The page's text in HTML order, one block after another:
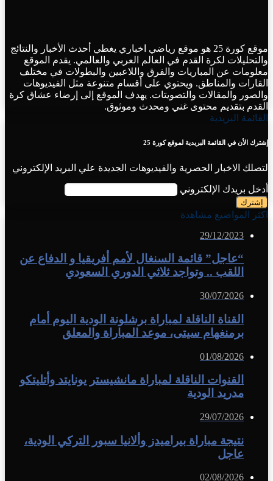
موقع كورة 25 هو موقع رياضي اخباري يغطي أحدث الأخبار والنتائج
والتحليلات لكرة القدم في العالم العربي والعالمي. يقدم الموقع
معلومات عن المباريات والفرق واللاعبين والبطولات في مختلف
القارات والمناطق. ويحتوي على أقسام متنوعة مثل الفيديوهات
والصور والمقالات والتصويتات. يهدف الموقع إلى إرضاء عشاق كرة
القدم بتقديم محتوى غني ومحدث وموثوق.
القائمة البريدية
إشترك الأن في القائمة البريدية لموقع كورة 25
لتصلك الاخبار الحصرية والفيديوهات الجديدة علي البريد الإلكتروني
أدخل بريدك الإلكتروني
اكثر المواضيع مشاهدة
29/12/2023
“عاجل” قائمة السنغال لأمم أفريقيا و الدفاع عن
اللقب .. وتواجد ثلاثي الدوري السعودي
30/07/2026
القناة الناقلة لمباراة برشلونة الودية اليوم أمام
برمنغهام سيتى، موعد المباراة والمعلق
01/08/2026
القنوات الناقلة لمباراة مانشيستر يونايتد وأتليتكو
مدريد الودية
29/07/2026
نتيجة مباراة بيراميدز وألانيا سبور التركي الودية،
عاجل
02/08/2026